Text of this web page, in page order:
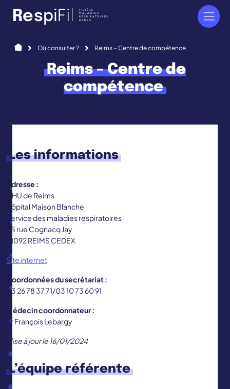
RespiFi FILIÈRE
MALADIES
RESPIRATOIRES
RARES
AccueilOù consulter ? Reims – Centre de compétence
Reims – Centre de
compétence
Les informations
Adresse :
CHU de Reims
Hôpital Maison Blanche
Service des maladies respiratoires
45 rue Cognacq Jay
51092 REIMS CEDEX
Site internet
Coordonnées du secrétariat :
03 26 78 37 71/03 10 73 60 91
Médecin coordonnateur :
Pr François Lebargy
Mise à jour le 16/01/2024
L’équipe référente